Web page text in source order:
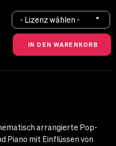
- Lizenz wählen -
arrangierte Pop-
Piano mit Einflüssen von